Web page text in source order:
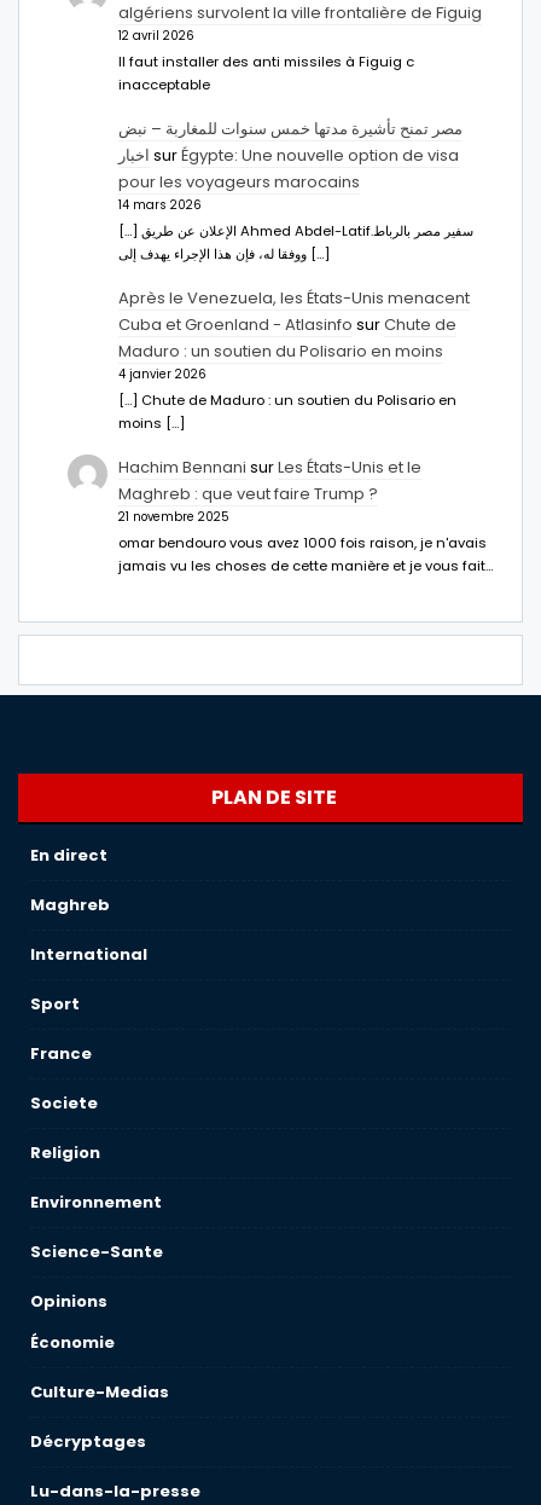
algériens survolent la ville frontalière de Figuig
12 avril 2026
Il faut installer des anti missiles à Figuig c
inacceptable
مصر تمنح تأشيرة مدتها خمس سنوات للمغاربة – نبض
اخبار surÉgypte: Une nouvelle option de visa
pour les voyageurs marocains
14 mars 2026
[…] الإعلان عن طريق Ahmed Abdel-Latifسفير مصر بالرباط.
ووفقا له، فإن هذا الإجراء يهدف إلى […]
Après le Venezuela, les États-Unis menacent
Cuba et Groenland - Atlasinfo surChute de
Maduro : un soutien du Polisario en moins
4 janvier 2026
[…] Chute de Maduro : un soutien du Polisario en
moins […]
Hachim Bennani surLes États-Unis et le
Maghreb : que veut faire Trump ?
21 novembre 2025
omar bendouro vous avez 1000 fois raison, je n'avais
jamais vu les choses de cette manière et je vous fait…
PLAN DE SITE
En direct
Maghreb
International
Sport
France
Societe
Religion
Environnement
Science-Sante
Opinions
Économie
Culture-Medias
Décryptages
Lu-dans-la-presse